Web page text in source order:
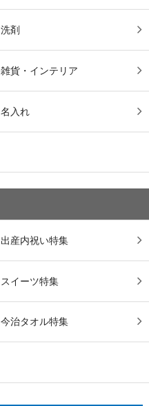
洗剤
雑貨・インテリア
名入れ
出産内祝い特集
スイーツ特集
今治タオル特集